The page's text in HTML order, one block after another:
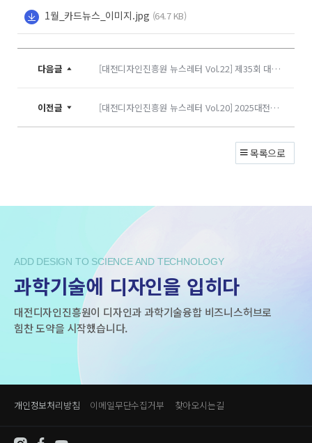
1월_카드뉴스_이미지.jpg (64.7 KB)
다음글 [대전디자인진흥원 뉴스레터 Vol.22] 제35회 대전디자인어워드 접수
이전글 [대전디자인진흥원 뉴스레터 Vol.20] 2025대전디자인페스타 개최
목록으로
ADD DESIGN TO SCIENCE AND TECHNOLOGY
과학기술에 디자인을 입히다
대전디자인진흥원이 디자인과 과학기술융합 비즈니스허브로
힘찬 도약을 시작했습니다.
개인정보처리방침 이메일무단수집거부 찾아오시는길